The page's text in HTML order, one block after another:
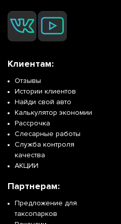
Клиентам:
Отзывы
Истории клиентов
Найди свой авто
Калькулятор экономии
Рассрочка
Слесарные работы
Служба контроля
качества
АКЦИИ
Партнерам:
Предложение для
таксопарков